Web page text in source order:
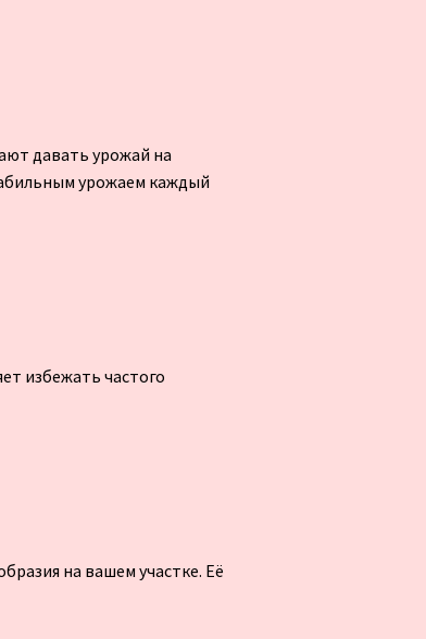
давать урожай на
урожаем каждый
избежать частого
на вашем участке. Её